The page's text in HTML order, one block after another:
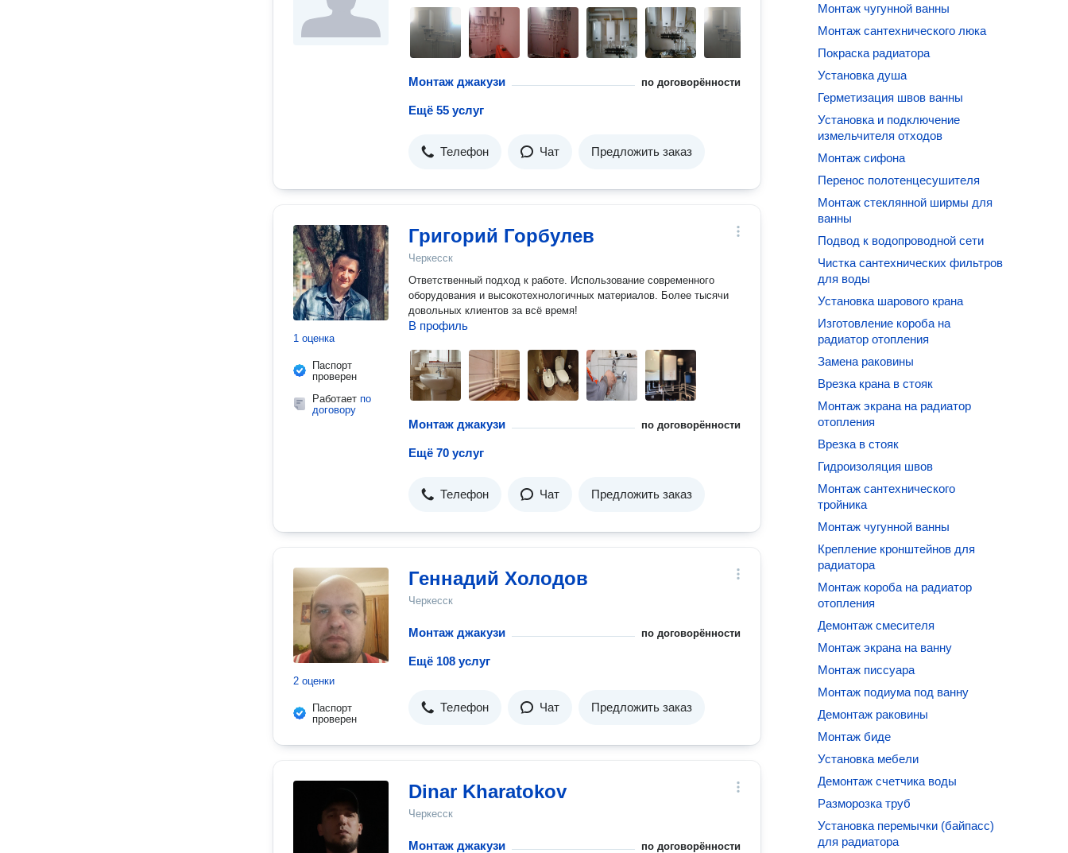
Монтаж джакузи по договорённости
Ещё 55 услуг
Телефон Чат Предложить заказ
1 оценка
Паспорт
проверен
Работает по
договору
Григорий Горбулев
Черкесск
Ответственный подход к работе. Использование современного
оборудования и высокотехнологичных материалов. Более тысячи
довольных клиентов за всё время!
В профиль
Монтаж джакузи по договорённости
Ещё 70 услуг
Телефон Чат Предложить заказ
2 оценки
Паспорт
проверен
Геннадий Холодов
Черкесск
Монтаж джакузи по договорённости
Ещё 108 услуг
Телефон Чат Предложить заказ
Dinar Kharatokov
Черкесск
Монтаж джакузи по договорённости
Монтаж чугунной ванны
Монтаж сантехнического люка
Покраска радиатора
Установка душа
Герметизация швов ванны
Установка и подключение
измельчителя отходов
Монтаж сифона
Перенос полотенцесушителя
Монтаж стеклянной ширмы для
ванны
Подвод к водопроводной сети
Чистка сантехнических фильтров
для воды
Установка шарового крана
Изготовление короба на
радиатор отопления
Замена раковины
Врезка крана в стояк
Монтаж экрана на радиатор
отопления
Врезка в стояк
Гидроизоляция швов
Монтаж сантехнического
тройника
Монтаж чугунной ванны
Крепление кронштейнов для
радиатора
Монтаж короба на радиатор
отопления
Демонтаж смесителя
Монтаж экрана на ванну
Монтаж писсуара
Монтаж подиума под ванну
Демонтаж раковины
Монтаж биде
Установка мебели
Демонтаж счетчика воды
Разморозка труб
Установка перемычки (байпасс)
для радиатора